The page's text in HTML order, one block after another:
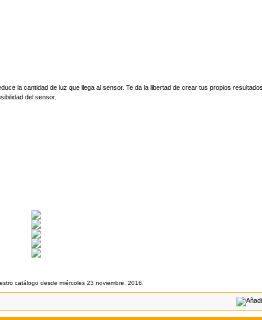
la cantidad de luz que llega al sensor. Te da la libertad de crear tus propios
del sensor.
catálogo desde miércoles 23 noviembre, 2016.